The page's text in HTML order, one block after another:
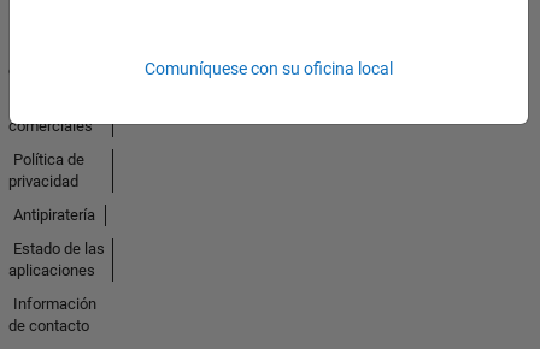
Comuníquese con su oficina local
confianza
comerciales
Política de
privacidad
Antipiratería
Estado de las
aplicaciones
Información
de contacto